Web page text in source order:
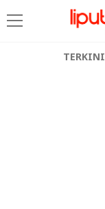
TERKINI